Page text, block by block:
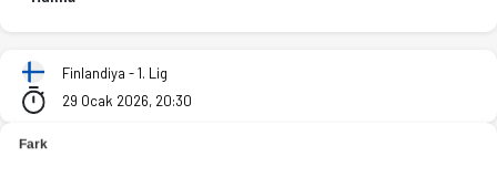
Finlandiya - 1. Lig
29 Ocak 2026, 20:30